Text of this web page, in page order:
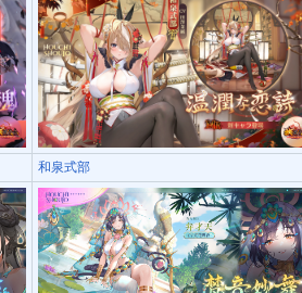
和泉式部